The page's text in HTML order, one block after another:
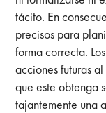
tácito. En
precisos para
forma correcta.
acciones futuras
que este obtenga
tajantemente una